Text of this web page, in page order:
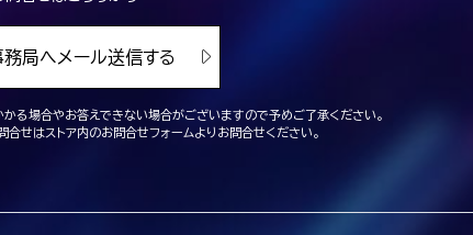
局へメール送信する
かる場合やお答えできない場合がございますので予めご了承ください。
合せはストア内のお問合せフォームよりお問合せください。